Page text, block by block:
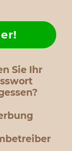
Sie Ihr